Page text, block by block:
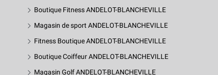
Boutique Fitness ANDELOT-BLANCHEVILLE
Magasin de sport ANDELOT-BLANCHEVILLE
Fitness Boutique ANDELOT-BLANCHEVILLE
Boutique Coiffeur ANDELOT-BLANCHEVILLE
Magasin Golf ANDELOT-BLANCHEVILLE